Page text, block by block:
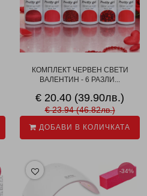
КОМПЛЕКТ ЧЕРВЕН СВЕТИ
ВАЛЕНТИН - 6 РАЗЛИ...
€ 20.40 (39.90лв.)
€ 23.94 (46.82лв.)
ДОБАВИ В КОЛИЧКАТА
-34%